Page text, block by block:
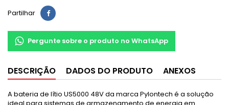
Partilhar
Pergunte sobre o produto no WhatsApp
DESCRIÇÃO DADOS DO PRODUTO ANEXOS
A bateria de lítio US5000 48V da marca Pylontech é a solução